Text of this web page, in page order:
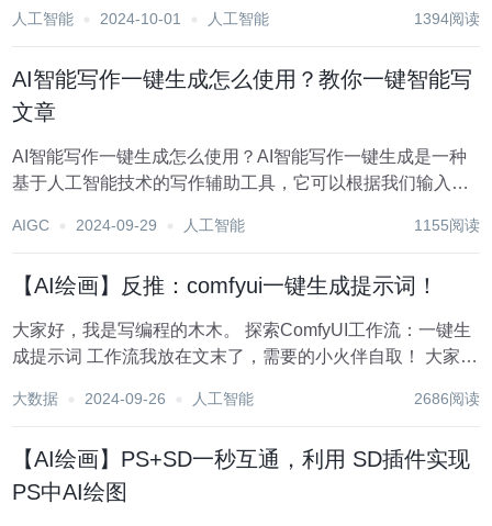
试等迭代各阶段copilot 的使用方式和技巧，...
人工智能 2024-10-01 人工智能 1394阅读
AI智能写作一键生成怎么使用？教你一键智能写
文章
AI智能写作一键生成怎么使用？AI智能写作一键生成是一种
基于人工智能技术的写作辅助工具，它可以根据我们输入的
子。这种技术在现代写作中发挥着越来越重要的作用，能够
AIGC 2024-09-29 人工智能 1155阅读
【AI绘画】反推：comfyui一键生成提示词！
大家好，我是写编程的木木。 探索ComfyUI工作流：一键生
成提示词 工作流我放在文末了，需要的小火伴自取！ 大家
捷？ 或者，你是否在寻找一种方法，可以快速为你的图片生
大数据 2024-09-26 人工智能 2686阅读
【AI绘画】PS+SD一秒互通，利用 SD插件实现
PS中AI绘图